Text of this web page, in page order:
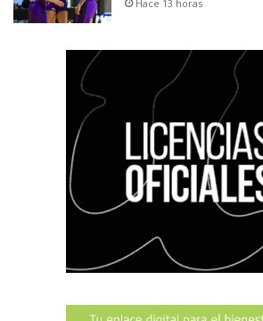
Hace 13 horas